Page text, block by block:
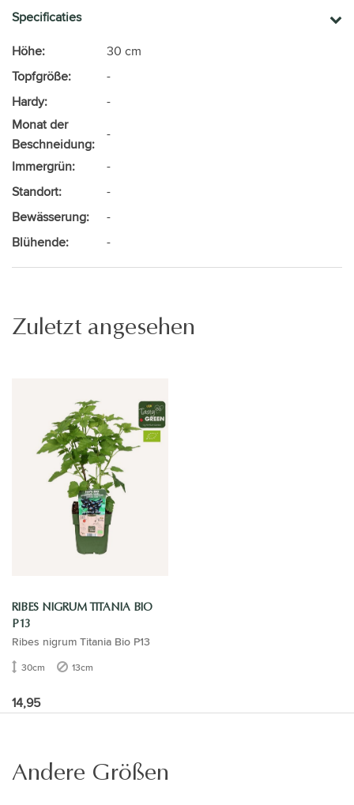
Specificaties
Höhe:
30 cm
Topfgröße:
-
Hardy:
-
Monat der
Beschneidung:
-
Immergrün:
-
Standort:
-
Bewässerung:
-
Blühende:
-
Zuletzt angesehen
RIBES NIGRUM TITANIA BIO
P13
Ribes nigrum Titania Bio P13
30cm 13cm
14,95
Andere Größen